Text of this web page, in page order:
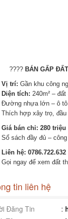
???? BÁN GẤP
Vị trí: Gần khu công
Diện tích: 240m² –
nhựa lớn – ô
hợp xây trọ,
Giá bán chỉ: 280 triệu
sách đầy đủ –
Liên hệ:
ngay để xem đất
tin liên hệ
Đăng Tin :